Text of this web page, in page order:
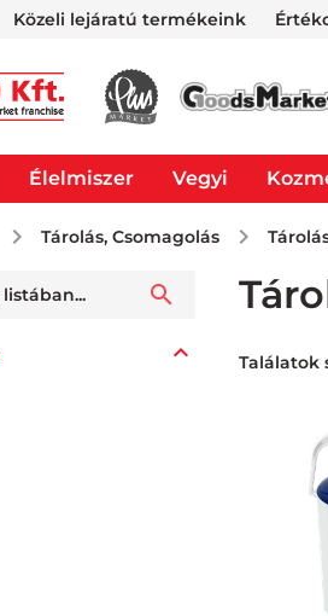
Közeli lejáratú termékeink
Élelmiszer Vegyi
Tárolás, Csomagolás
Találatok